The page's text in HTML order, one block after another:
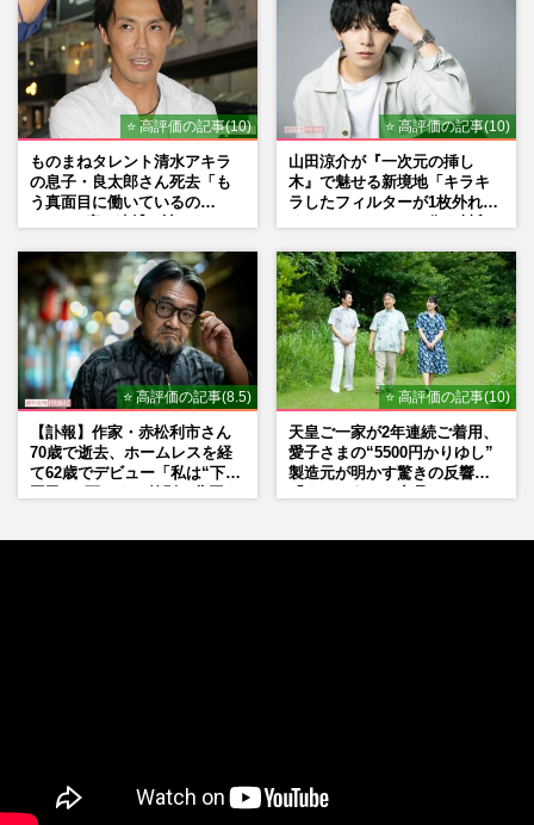
⭐ 高評価の記事(10)
ものまねタレント清水アキラ
の息子・良太郎さん死去「も
う真面目に働いているの
⭐ 高評価の記事(10)
山田涼介が『一次元の挿し
木』で魅せる新境地「キラキ
ラしたフィルターが1枚外れて
⭐ 高評価の記事(8.5)
【訃報】作家・赤松利市さん
70歳で逝去、ホームレスを経
て62歳でデビュー「私は“下級
⭐ 高評価の記事(10)
天皇ご一家が2年連続ご着用、
愛子さまの“5500円かりゆし”
製造元が明かす驚きの反響